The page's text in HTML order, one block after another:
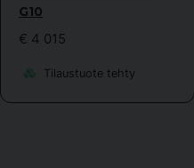
G10
€ 4 015
Tilaustuote tehty